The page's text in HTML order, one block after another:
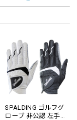
SPALDING ゴルフグ
ローブ 非公認 左手用